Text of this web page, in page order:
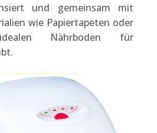
und gemeinsam mit
wie Papiertapeten oder
Nährboden für